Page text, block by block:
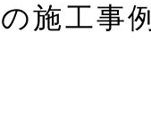
施工事例